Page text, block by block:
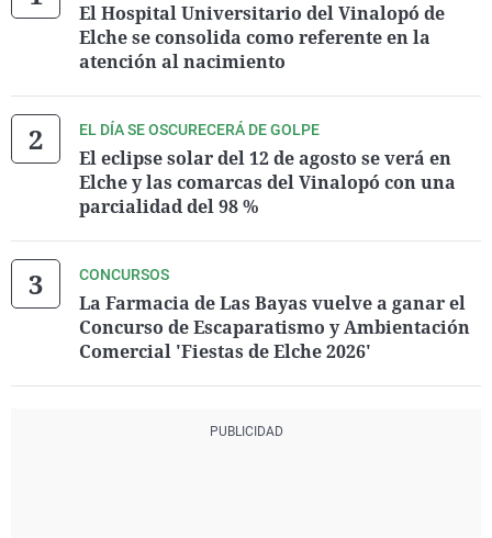
El Hospital Universitario del Vinalopó de
Elche se consolida como referente en la
atención al nacimiento
EL DÍA SE OSCURECERÁ DE GOLPE
El eclipse solar del 12 de agosto se verá en
Elche y las comarcas del Vinalopó con una
parcialidad del 98 %
CONCURSOS
La Farmacia de Las Bayas vuelve a ganar el
Concurso de Escaparatismo y Ambientación
Comercial 'Fiestas de Elche 2026'